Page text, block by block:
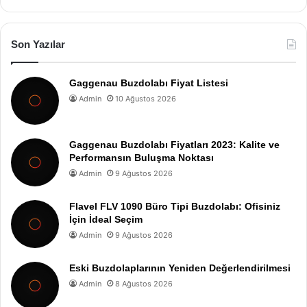
Son Yazılar
Gaggenau Buzdolabı Fiyat Listesi
Admin 10 Ağustos 2026
Gaggenau Buzdolabı Fiyatları 2023: Kalite ve
Performansın Buluşma Noktası
Admin 9 Ağustos 2026
Flavel FLV 1090 Büro Tipi Buzdolabı: Ofisiniz
İçin İdeal Seçim
Admin 9 Ağustos 2026
Eski Buzdolaplarının Yeniden Değerlendirilmesi
Admin 8 Ağustos 2026